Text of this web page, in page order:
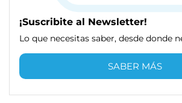
¡Suscribite al Newsletter!
Lo que necesitas saber, desde donde
SABER MÁS